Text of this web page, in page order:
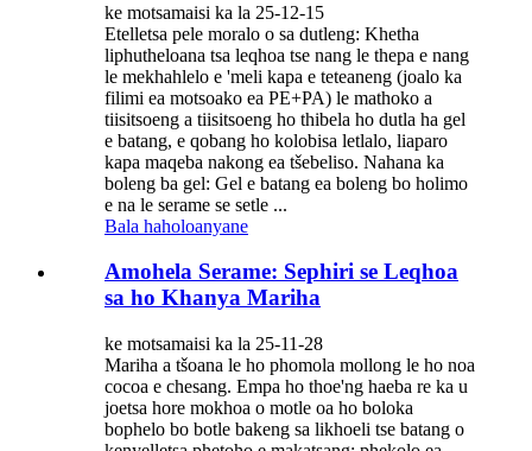
ke motsamaisi ka la 25-12-15
Etelletsa pele moralo o sa dutleng: Khetha
liphutheloana tsa leqhoa tse nang le thepa e nang
le mekhahlelo e 'meli kapa e teteaneng (joalo ka
filimi ea motsoako ea PE+PA) le mathoko a
tiisitsoeng a tiisitsoeng ho thibela ho dutla ha gel
e batang, e qobang ho kolobisa letlalo, liaparo
kapa maqeba nakong ea tšebeliso. Nahana ka
boleng ba gel: Gel e batang ea boleng bo holimo
e na le serame se setle ...
Bala haholoanyane
Amohela Serame: Sephiri se Leqhoa
sa ho Khanya Mariha
ke motsamaisi ka la 25-11-28
Mariha a tšoana le ho phomola mollong le ho noa
cocoa e chesang. Empa ho thoe'ng haeba re ka u
joetsa hore mokhoa o motle oa ho boloka
bophelo bo botle bakeng sa likhoeli tse batang o